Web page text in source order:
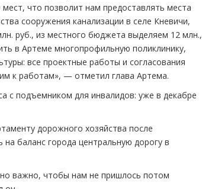
что позволит нам предоставлять места
сооружения канализации в селе Кневичи,
руб., из местного бюджета выделяем 12 млн.,
в Артеме многопрофильную поликлинику,
все проектные работы и согласования
к работам», — отметил глава Артема.
с подъемником для инвалидов: уже в декабре
дорожного хозяйства после
баланс города центральную дорогу в
важно, чтобы нам не пришлось потом